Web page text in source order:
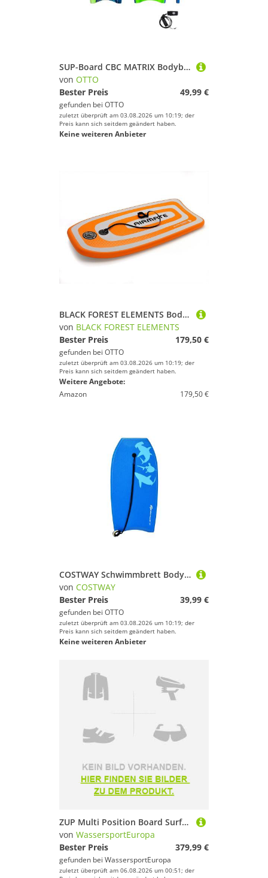
SUP-Board CBC MATRIX Bodyboard 41.5 Zoll Surfboard Bodysurfen Wassersport Leash
von OTTO
Bester Preis
49,99 €
gefunden bei OTTO
zuletzt überprüft am 03.08.2026 um 10:19; der
Preis kann sich seitdem geändert haben.
Keine weiteren Anbieter
BLACK FOREST ELEMENTS Bodyboard AIRMATE XL- inflatable Bodyboard - Original Black Forest Elements, (1 tlg), Bodyboard für landlocked surfers
von BLACK FOREST ELEMENTS
Bester Preis
179,50 €
gefunden bei OTTO
zuletzt überprüft am 03.08.2026 um 10:19; der
Preis kann sich seitdem geändert haben.
Weitere Angebote:
Amazon
179,50 €
COSTWAY Schwimmbrett Bodyboard, 83 x 47 x 5,5 cm
von COSTWAY
Bester Preis
39,99 €
gefunden bei OTTO
zuletzt überprüft am 03.08.2026 um 10:19; der
Preis kann sich seitdem geändert haben.
Keine weiteren Anbieter
ZUP Multi Position Board Surfboard Kneeboard Bodyboard Wakeboard
von WassersportEuropa
Bester Preis
379,99 €
gefunden bei WassersportEuropa
zuletzt überprüft am 06.08.2026 um 00:51; der